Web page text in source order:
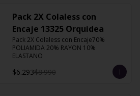
Pack 2X Colaless con
Encaje 13325 Orquidea
Pack 2X Colaless con Encaje70%
POLIAMIDA 20% RAYON 10%
ELASTANO
$6.293$8.990